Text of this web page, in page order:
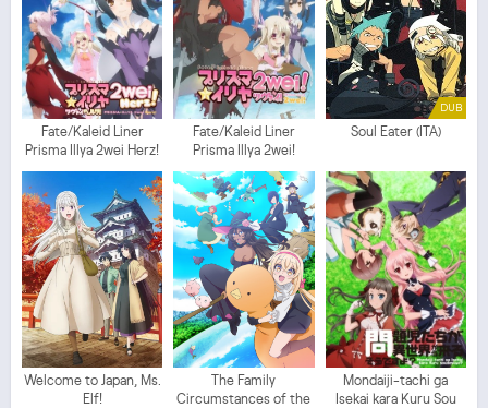
Fate/Kaleid Liner
Prisma Illya 2wei Herz!
Fate/Kaleid Liner
Prisma Illya 2wei!
DUB
Soul Eater (ITA)
Welcome to Japan, Ms.
Elf!
The Family
Circumstances of the
Mondaiji-tachi ga
Isekai kara Kuru Sou